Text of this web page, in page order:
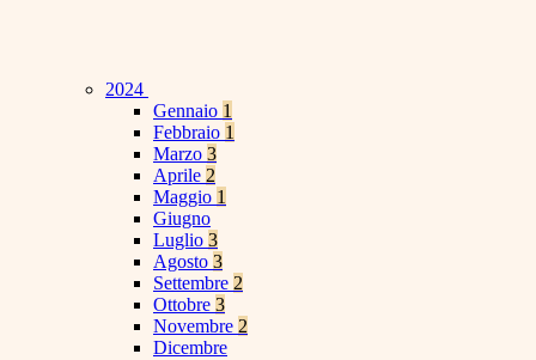
2024
Gennaio 1
Febbraio 1
Marzo 3
Aprile 2
Maggio 1
Giugno
Luglio 3
Agosto 3
Settembre 2
Ottobre 3
Novembre 2
Dicembre